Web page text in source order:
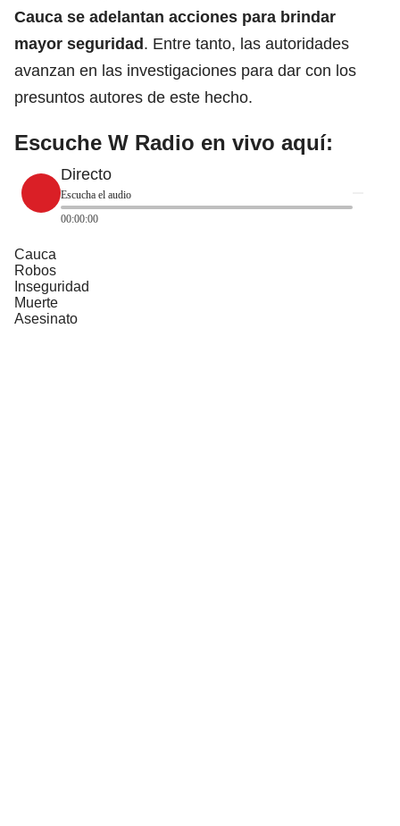
Cauca se adelantan acciones para brindar
mayor seguridad. Entre tanto, las autoridades
avanzan en las investigaciones para dar con los
presuntos autores de este hecho.
Escuche W Radio en vivo aquí:
Directo
Escucha el audio
00:00:00
Cauca
Robos
Inseguridad
Muerte
Asesinato